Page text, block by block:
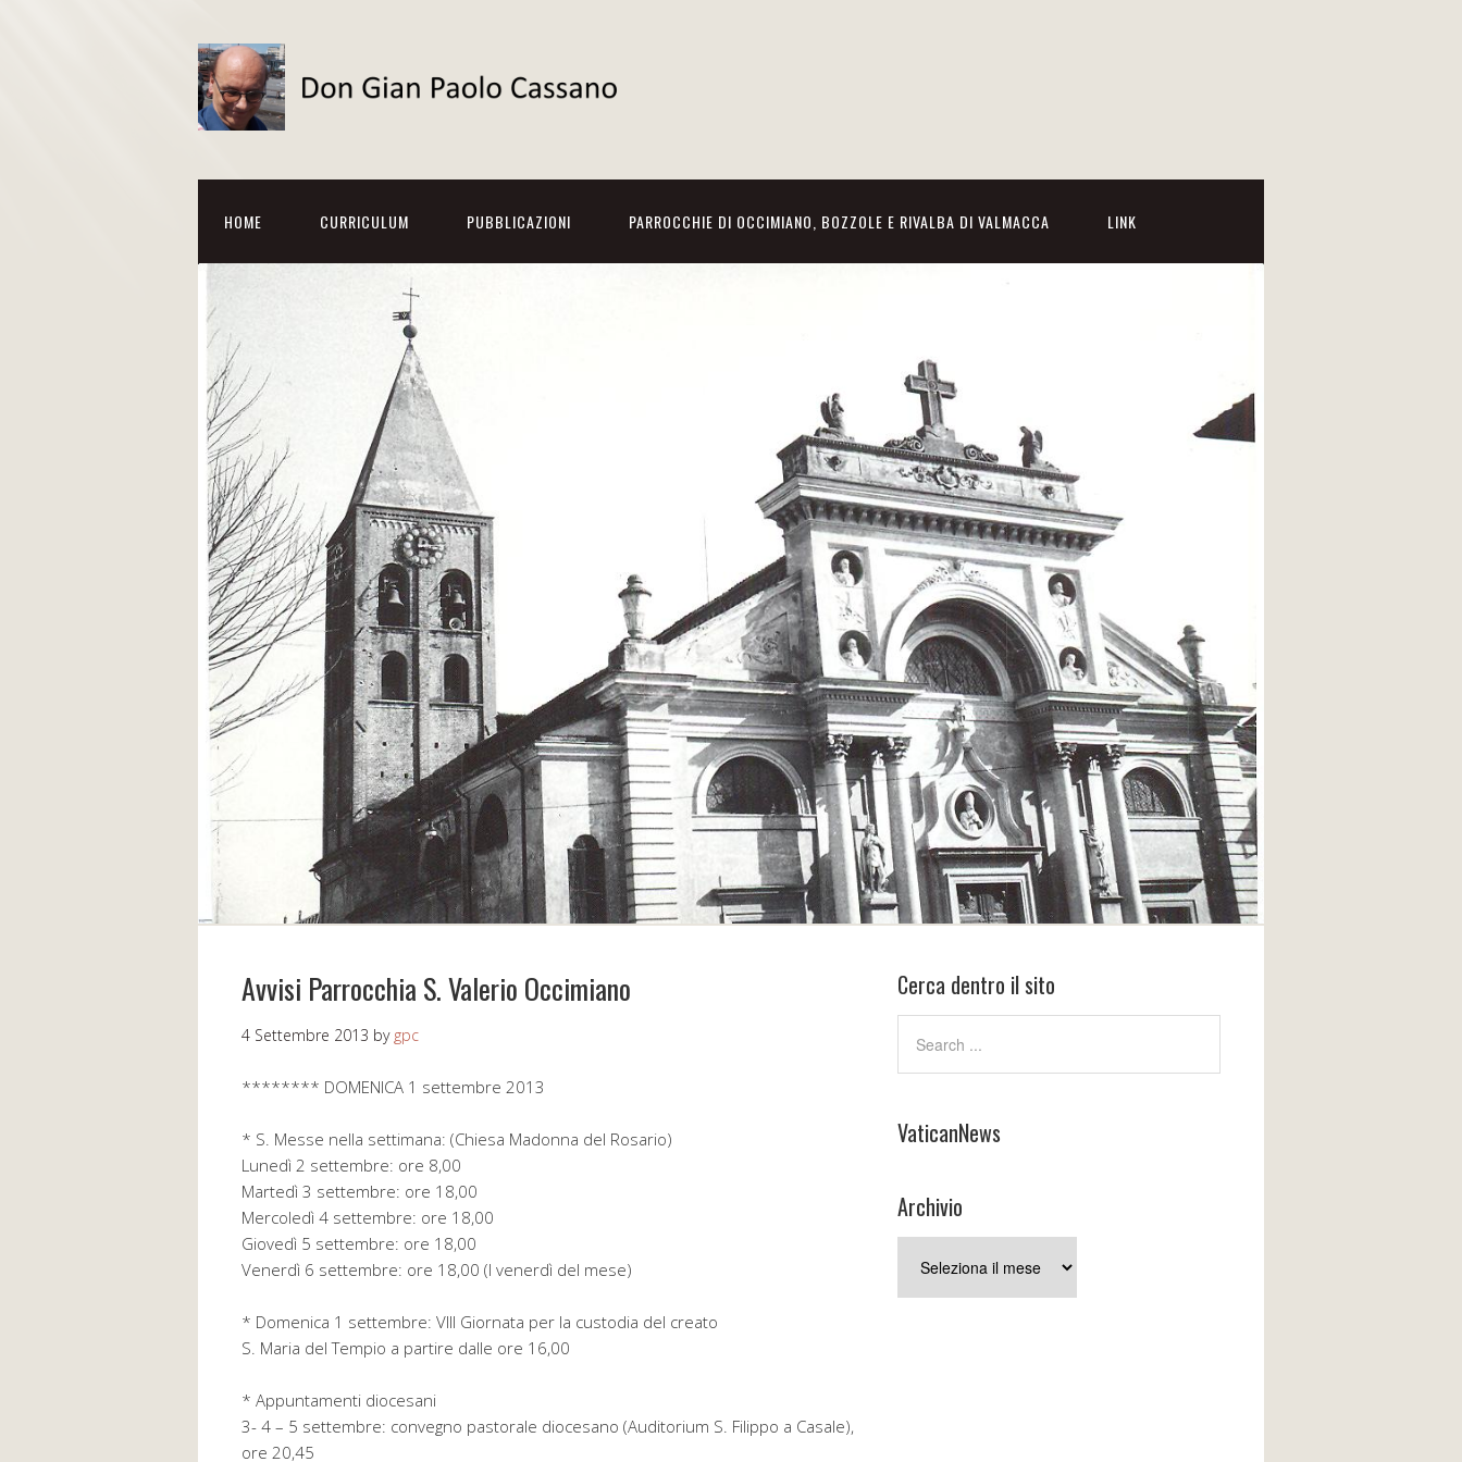
HOME CURRICULUM PUBBLICAZIONI PARROCCHIE DI OCCIMIANO, BOZZOLE E RIVALBA DI VALMACCA LINK
Avvisi Parrocchia S. Valerio Occimiano
4 Settembre 2013 by gpc
******** DOMENICA 1 settembre 2013
* S. Messe nella settimana: (Chiesa Madonna del Rosario)
Lunedì 2 settembre: ore 8,00
Martedì 3 settembre: ore 18,00
Mercoledì 4 settembre: ore 18,00
Giovedì 5 settembre: ore 18,00
Venerdì 6 settembre: ore 18,00 (I venerdì del mese)
* Domenica 1 settembre: VIII Giornata per la custodia del creato
S. Maria del Tempio a partire dalle ore 16,00
* Appuntamenti diocesani
3- 4 – 5 settembre: convegno pastorale diocesano (Auditorium S. Filippo a Casale),
ore 20,45
Cerca dentro il sito
VaticanNews
Archivio